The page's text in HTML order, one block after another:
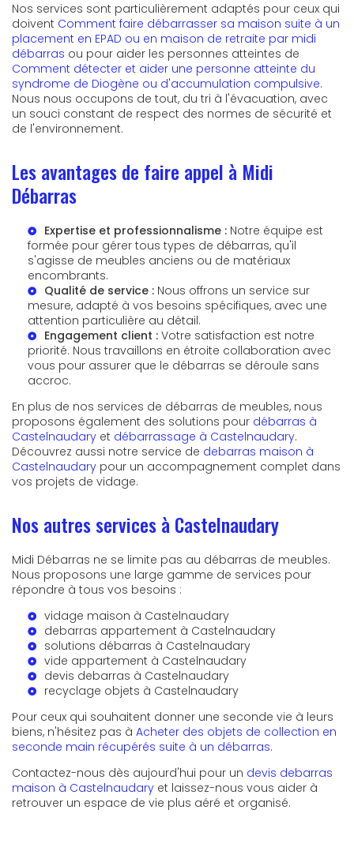
Nos services sont particulièrement adaptés pour ceux qui
doivent Comment faire débarrasser sa maison suite à un
placement en EPAD ou en maison de retraite par midi
débarras ou pour aider les personnes atteintes de
Comment détecter et aider une personne atteinte du
syndrome de Diogène ou d'accumulation compulsive.
Nous nous occupons de tout, du tri à l'évacuation, avec
un souci constant de respect des normes de sécurité et
de l'environnement.
Les avantages de faire appel à Midi
Débarras
Expertise et professionnalisme : Notre équipe est
formée pour gérer tous types de débarras, qu'il
s'agisse de meubles anciens ou de matériaux
encombrants.
Qualité de service : Nous offrons un service sur
mesure, adapté à vos besoins spécifiques, avec une
attention particulière au détail.
Engagement client : Votre satisfaction est notre
priorité. Nous travaillons en étroite collaboration avec
vous pour assurer que le débarras se déroule sans
accroc.
En plus de nos services de débarras de meubles, nous
proposons également des solutions pour débarras à
Castelnaudary et débarrassage à Castelnaudary.
Découvrez aussi notre service de debarras maison à
Castelnaudary pour un accompagnement complet dans
vos projets de vidage.
Nos autres services à Castelnaudary
Midi Débarras ne se limite pas au débarras de meubles.
Nous proposons une large gamme de services pour
répondre à tous vos besoins :
vidage maison à Castelnaudary
debarras appartement à Castelnaudary
solutions débarras à Castelnaudary
vide appartement à Castelnaudary
devis debarras à Castelnaudary
recyclage objets à Castelnaudary
Pour ceux qui souhaitent donner une seconde vie à leurs
biens, n'hésitez pas à Acheter des objets de collection en
seconde main récupérés suite à un débarras.
Contactez-nous dès aujourd'hui pour un devis debarras
maison à Castelnaudary et laissez-nous vous aider à
retrouver un espace de vie plus aéré et organisé.